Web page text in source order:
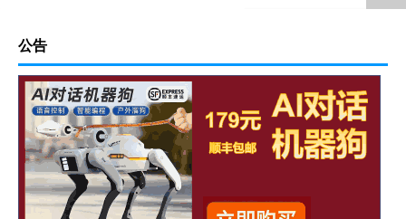
公告